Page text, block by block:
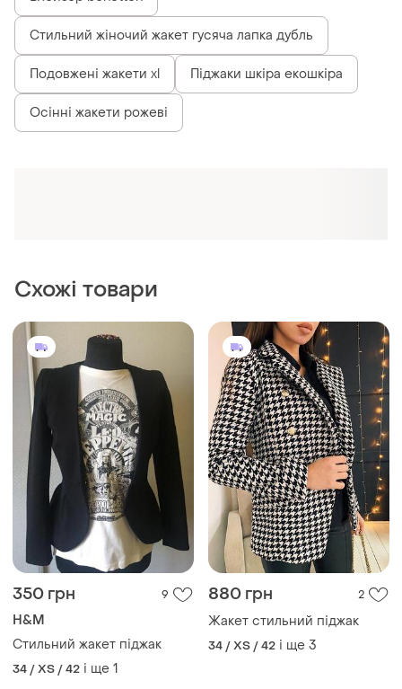
Стильний жіночий жакет гусяча лапка дубль
Подовжені жакети xl Піджаки шкіра екошкіра
Осінні жакети рожеві
350 грн
Стильний жакет піджак
34 / XS / 42 і ще 1
880 грн 2
Жакет стильний піджак
34 / XS / 42 і ще 3